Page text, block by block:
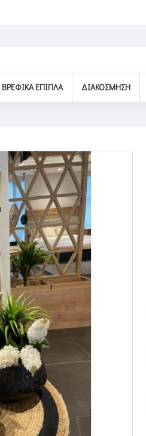
BΡΕΦΙΚΆ ΈΠΙΠΛΑ ΔΙΑΚΌΣΜΗΣΗ